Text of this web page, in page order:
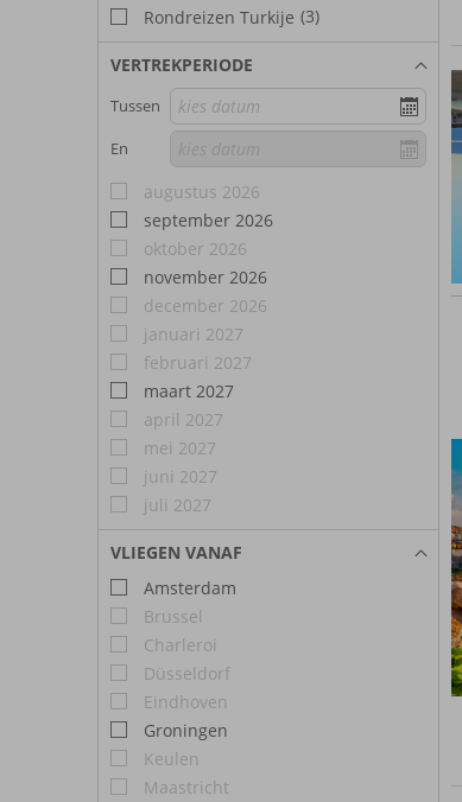
Rondreizen Turkije (3)
VERTREKPERIODE
Tussen
En
augustus 2026
september 2026
oktober 2026
november 2026
december 2026
januari 2027
februari 2027
maart 2027
april 2027
mei 2027
juni 2027
juli 2027
VLIEGEN VANAF
Amsterdam
Brussel
Charleroi
Düsseldorf
Eindhoven
Groningen
Keulen
Maastricht